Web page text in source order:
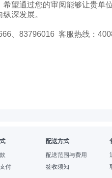
望通过您的审阅能够让贵单
深发展。
、83796016 客服热线：
付
配送方式
配送范围与费用
签收须知